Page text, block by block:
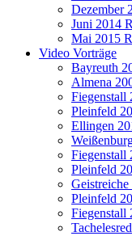
Dezember
Juni 2014
Mai 2015
Video Vorträge
Bayreuth
Almena
Fiegenstall
Pleinfeld
Ellingen
Fiegenstall
Pleinfeld
Pleinfeld
Fiegenstall